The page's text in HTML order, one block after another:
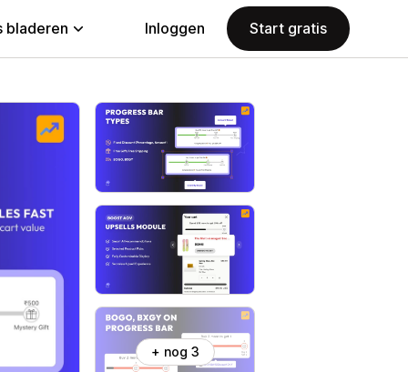
bladeren Inloggen Start gratis
+ nog 3